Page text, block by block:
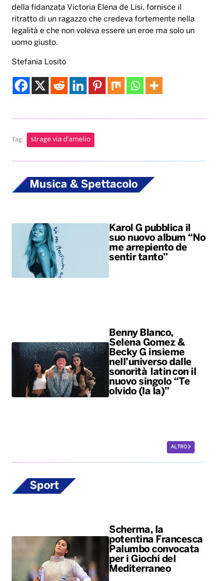
della fidanzata Victoria Elena de Lisi, fornisce il
ritratto di un ragazzo che credeva fortemente nella
legalità e che non voleva essere un eroe ma solo un
uomo giusto.
Stefania Losito
Tag: strage via d'amelio
Musica & Spettacolo
Karol G pubblica il
suo nuovo album “No
me arrepiento de
sentir tanto”
Benny Blanco,
Selena Gomez &
Becky G insieme
nell’universo dalle
sonorità latin con il
nuovo singolo “Te
olvido (la la)”
ALTRO
Sport
Scherma, la
potentina Francesca
Palumbo convocata
per i Giochi del
Mediterraneo